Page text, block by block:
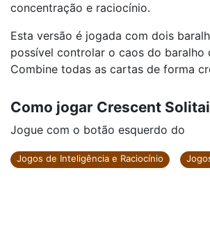
concentração e raciocínio.
Esta versão é jogada com dois
possível controlar o caos do baralho
Combine todas as cartas de forma
Como jogar Crescent
Jogue com o botão esquerdo do
Jogos de Inteligência e Raciocínio